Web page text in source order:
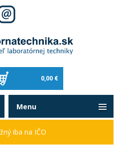
0,00 €
iba na IČO
Menu